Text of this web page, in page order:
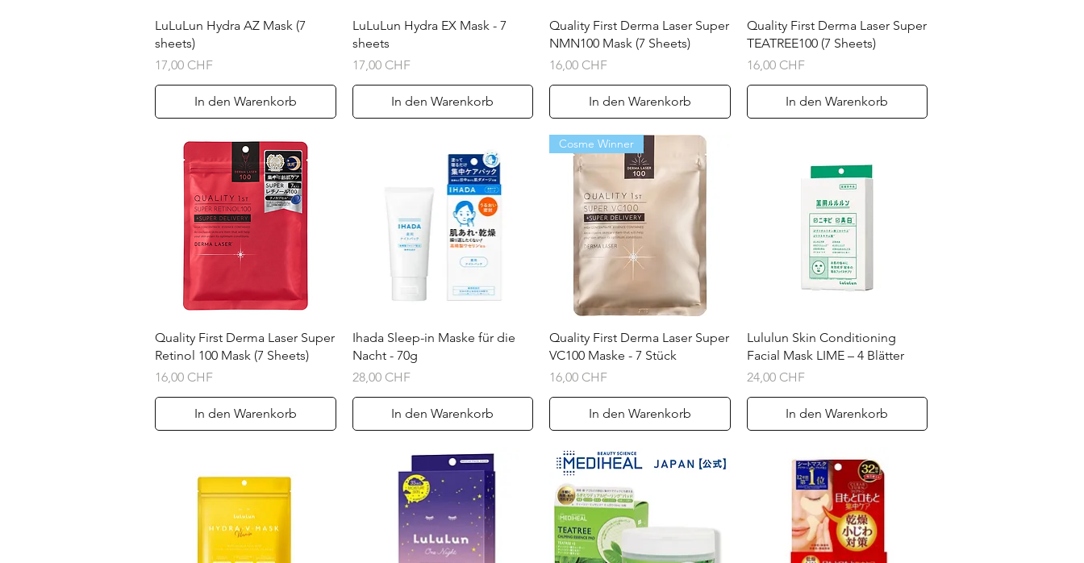
Schnellansicht
LuLuLun Hydra AZ Mask (7
sheets)
Preis
17,00 CHF
In den Warenkorb
Schnellansicht
LuLuLun Hydra EX Mask - 7
sheets
Preis
17,00 CHF
In den Warenkorb
Schnellansicht
Quality First Derma Laser Super
NMN100 Mask (7 Sheets)
Preis
16,00 CHF
In den Warenkorb
Schnellansicht
Quality First Derma Laser Super
TEATREE100 (7 Sheets)
Preis
16,00 CHF
In den Warenkorb
Schnellansicht
Quality First Derma Laser Super
Retinol 100 Mask (7 Sheets)
Preis
16,00 CHF
In den Warenkorb
Schnellansicht
Ihada Sleep-in Maske für die
Nacht - 70g
Preis
28,00 CHF
In den Warenkorb
Schnellansicht
Cosme Winner
Quality First Derma Laser Super
VC100 Maske - 7 Stück
Preis
16,00 CHF
In den Warenkorb
Schnellansicht
Lululun Skin Conditioning
Facial Mask LIME – 4 Blätter
Preis
24,00 CHF
In den Warenkorb